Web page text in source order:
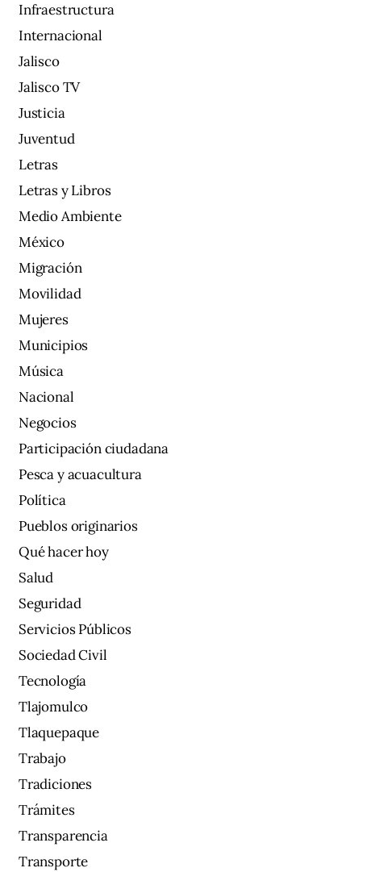
Infraestructura
Internacional
Jalisco
Jalisco TV
Justicia
Juventud
Letras
Letras y Libros
Medio Ambiente
México
Migración
Movilidad
Mujeres
Municipios
Música
Nacional
Negocios
Participación ciudadana
Pesca y acuacultura
Política
Pueblos originarios
Qué hacer hoy
Salud
Seguridad
Servicios Públicos
Sociedad Civil
Tecnología
Tlajomulco
Tlaquepaque
Trabajo
Tradiciones
Trámites
Transparencia
Transporte